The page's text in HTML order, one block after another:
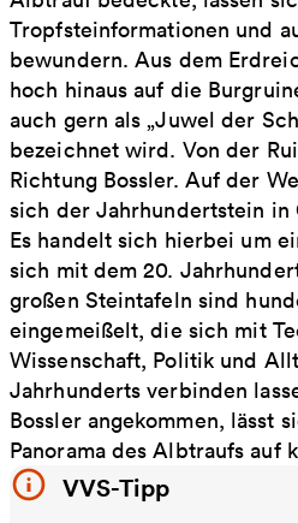
Tropfsteinformationen und
bewundern. Aus dem
hoch hinaus auf die
auch gern als „Juwel der
bezeichnet wird. Von der
Richtung Bossler. Auf der
sich der Jahrhundertstein in
Es handelt sich hierbei um
sich mit dem 20.
großen Steintafeln sind
eingemeißelt, die sich mit
Wissenschaft, Politik und
Jahrhunderts verbinden
Bossler angekommen, lässt
Panorama des Albtraufs auf
VVS-Tipp